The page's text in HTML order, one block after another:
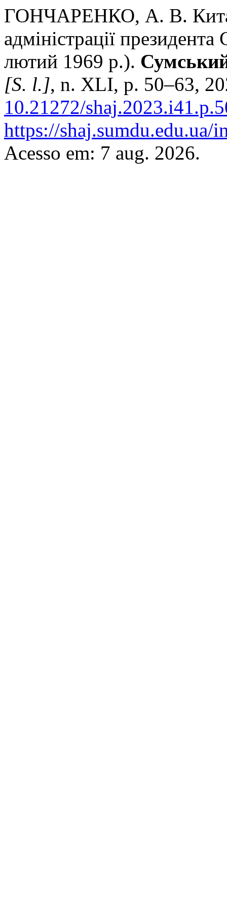
ГОНЧАРЕНКО, А. В. Китай
адміністрації
лютий 1969 р.).
[S. l.], n. XLI, p. 50–63,
10.21272/
https://
Acesso em: 7 aug. 2026.